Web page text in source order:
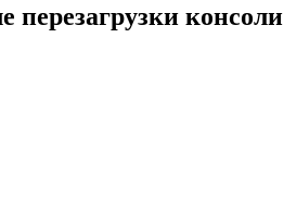
перезагрузки консоли